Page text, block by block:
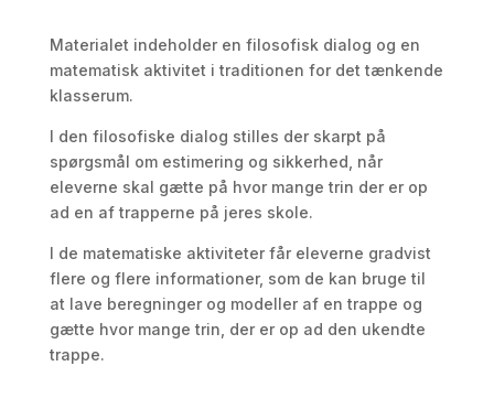
Materialet indeholder en filosofisk dialog og en
matematisk aktivitet i traditionen for det tænkende
klasserum.
I den filosofiske dialog stilles der skarpt på
spørgsmål om estimering og sikkerhed, når
eleverne skal gætte på hvor mange trin der er op
ad en af trapperne på jeres skole.
I de matematiske aktiviteter får eleverne gradvist
flere og flere informationer, som de kan bruge til
at lave beregninger og modeller af en trappe og
gætte hvor mange trin, der er op ad den ukendte
trappe.